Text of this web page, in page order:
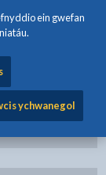
ein gwefan
ychwanegol
hysbysadwy,